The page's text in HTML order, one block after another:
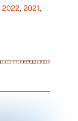
2022, 2021,